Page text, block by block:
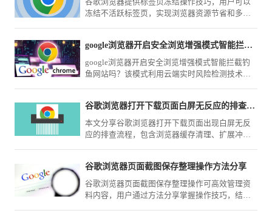
谷歌浏览器提供标签页冻结操作技巧，用户可以
冻结不活跃标签页，实现浏览器资源节省和多任
google浏览器开启安全浏览增强模式智能拦截钓鱼网站吗
google浏览器开启安全浏览增强模式智能拦截钓
鱼网站吗？该模式利用云端实时风险检测技术，
谷歌浏览器打开下载页面白屏无反应的排查流程
本文分享谷歌浏览器打开下载页面出现白屏无反
应的排查流程，包含浏览器缓存清理、扩展冲突
谷歌浏览器页面截图保存整理操作方法分享
谷歌浏览器页面截图保存整理操作可高效管理资
料内容，用户通过方法分享掌握操作技巧，结合